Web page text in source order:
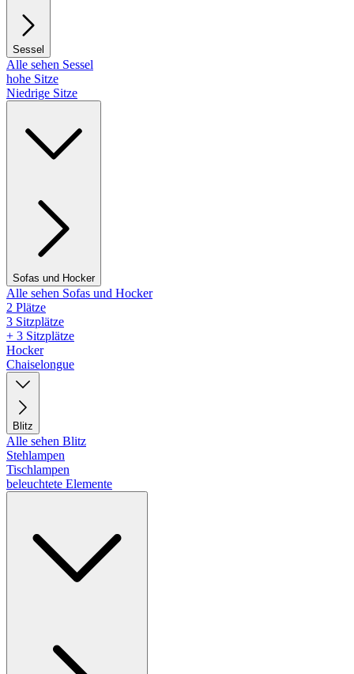
Sessel
Alle sehen Sessel
hohe Sitze
Niedrige Sitze
Sofas und Hocker
Alle sehen Sofas und Hocker
2 Plätze
3 Sitzplätze
+ 3 Sitzplätze
Hocker
Chaiselongue
Blitz
Alle sehen Blitz
Stehlampen
Tischlampen
beleuchtete Elemente